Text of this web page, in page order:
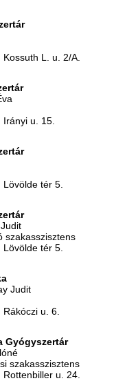
L. u. 2/A.
u. 15.
tér 5.
szakasszisztens
tér 5.
Judit
u. 6.
Gyógyszertár
szakasszisztens
u. 24.